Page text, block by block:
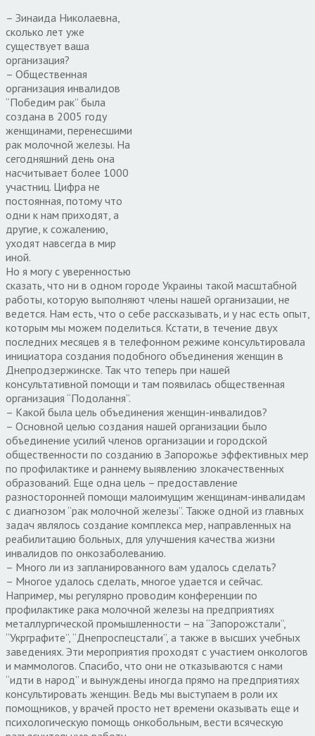
– Зинаида Николаевна,
сколько лет уже
существует ваша
организация?
– Общественная
организация инвалидов
“Победим рак” была
создана в 2005 году
женщинами, перенесшими
рак молочной железы. На
сегодняшний день она
насчитывает более 1000
участниц. Цифра не
постоянная, потому что
одни к нам приходят, а
другие, к сожалению,
уходят навсегда в мир
иной.
Но я могу с уверенностью
сказать, что ни в одном городе Украины такой масштабной
работы, которую выполняют члены нашей организации, не
ведется. Нам есть, что о себе рассказывать, и у нас есть опыт,
которым мы можем поделиться. Кстати, в течение двух
последних месяцев я в телефонном режиме консультировала
инициатора создания подобного объединения женщин в
Днепродзержинске. Так что теперь при нашей
консультативной помощи и там появилась общественная
организация “Подолання”.
– Какой была цель объединения женщин-инвалидов?
– Основной целью создания нашей организации было
объединение усилий членов организации и городской
общественности по созданию в Запорожье эффективных мер
по профилактике и раннему выявлению злокачественных
образований. Еще одна цель – предоставление
разносторонней помощи малоимущим женщинам-инвалидам
с диагнозом “рак молочной железы”. Также одной из главных
задач являлось создание комплекса мер, направленных на
реабилитацию больных, для улучшения качества жизни
инвалидов по онкозаболеванию.
– Много ли из запланированного вам удалось сделать?
– Многое удалось сделать, многое удается и сейчас.
Например, мы регулярно проводим конференции по
профилактике рака молочной железы на предприятиях
металлургической промышленности – на “Запорожстали”,
“Укрграфите”, “Днепроспецстали”, а также в высших учебных
заведениях. Эти мероприятия проходят с участием онкологов
и маммологов. Спасибо, что они не отказываются с нами
“идти в народ” и вынуждены иногда прямо на предприятиях
консультировать женщин. Ведь мы выступаем в роли их
помощников, у врачей просто нет времени оказывать еще и
психологическую помощь онкобольным, вести всяческую